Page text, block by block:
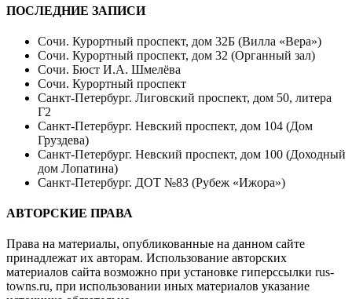
ПОСЛЕДНИЕ ЗАПИСИ
Сочи. Курортный проспект, дом 32Б (Вилла «Вера»)
Сочи. Курортный проспект, дом 32 (Органный зал)
Сочи. Бюст И.А. Шмелёва
Сочи. Курортный проспект
Санкт-Петербург. Лиговский проспект, дом 50, литера
Г2
Санкт-Петербург. Невский проспект, дом 104 (Дом
Груздева)
Санкт-Петербург. Невский проспект, дом 100 (Доходный
дом Лопатина)
Санкт-Петербург. ДОТ №83 (Рубеж «Ижора»)
АВТОРСКИЕ ПРАВА
Права на материалы, опубликованные на данном сайте
принадлежат их авторам. Использование авторских
материалов сайта возможно при установке гиперссылки rus-
towns.ru, при использовании иных материалов указание